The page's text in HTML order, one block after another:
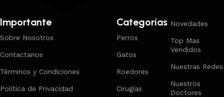
Importante
Sobre Nosotros
Contactanos
Términos y Condiciones
Política de Privacidad
Categorías
Perros
Gatos
Roedores
Cirugías
Novedades
Top Mas
Vendidos
Nuestras Redes
Nuestros
Doctores